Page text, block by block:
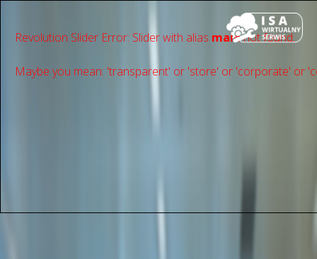
Revolution Slider Error: Slider with alias mainnot found.
Maybe you mean: 'transparent' or 'store' or 'сorporate' or